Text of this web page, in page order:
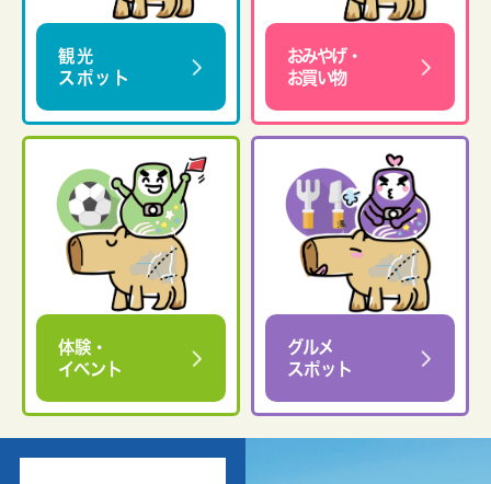
観光
スポット
おみやげ・
お買い物
体験・
イベント
グルメ
スポット